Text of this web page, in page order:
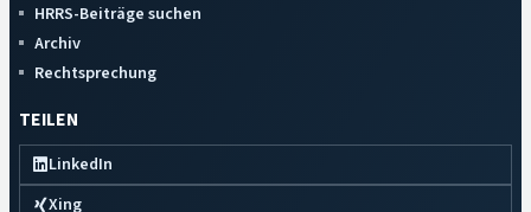
HRRS-Beiträge suchen
Archiv
Rechtsprechung
TEILEN
LinkedIn
Xing